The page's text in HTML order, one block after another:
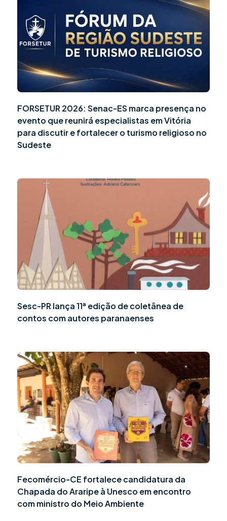
FORSETUR 2026: Senac-ES marca presença no
evento que reunirá especialistas em Vitória
para discutir e fortalecer o turismo religioso no
Sudeste
Sesc-PR lança 11ª edição de coletânea de
contos com autores paranaenses
Fecomércio-CE fortalece candidatura da
Chapada do Araripe à Unesco em encontro
com ministro do Meio Ambiente